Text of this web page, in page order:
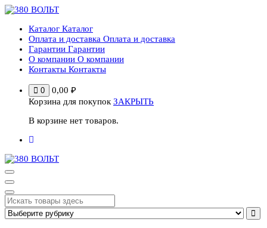
Перейти
содержимому
Каталог Каталог
Оплата и доставка Оплата и доставка
Гарантии Гарантии
О компании О компании
Контакты Контакты
0 0,00 ₽
Корзина для покупок ЗАКРЫТЬ
В корзине нет товаров.